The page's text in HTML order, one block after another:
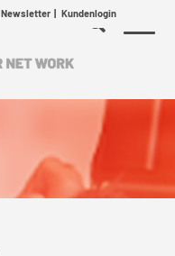
Newsletter| Kundenlogin